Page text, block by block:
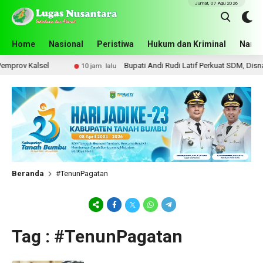
Home Nasional Peristiwa Hukum dan Kriminal
Jumat, 07 Agu 2026
Kalsel 10 jam lalu Bupati Andi Rudi Latif Perkuat SDM,
Beranda #TenunPagatan
Tag : #TenunPagatan